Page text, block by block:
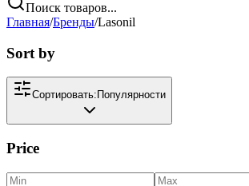
Поиск товаров...
Главная/Бренды/Lasonil
Sort by
Сортировать: Популярности
Price